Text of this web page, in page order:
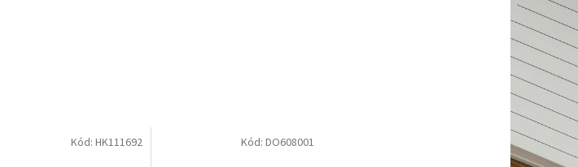
Kód: HK111692 Kód:DO608001